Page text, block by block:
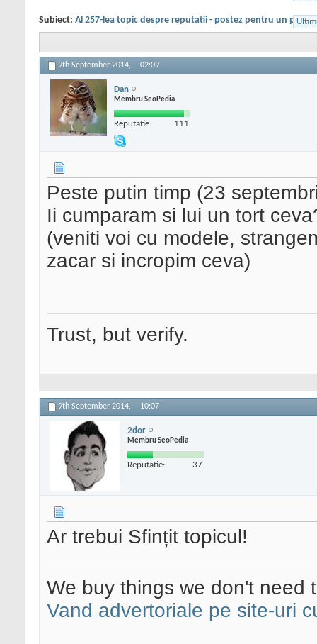
Subiect: Al 257-lea topic despre reputatii - postez pentru un
9th September 2014, 02:09
Dan
Membru SeoPedia
Reputatie: 111
Peste putin timp (23
Ii cumparam si lui un tort
(veniti voi cu modele,
zacar si incropim ceva)
Trust, but verify.
9th September 2014, 10:07
2dor
Membru SeoPedia
Reputatie: 37
Ar trebui Sfințit topicul!
We buy things we don't need
Vand advertoriale pe site-uri